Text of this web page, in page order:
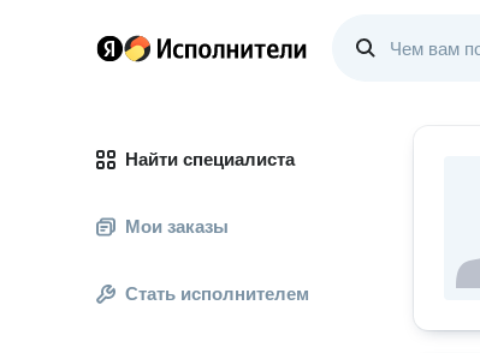
Найти специалиста
Мои заказы
Стать исполнителем